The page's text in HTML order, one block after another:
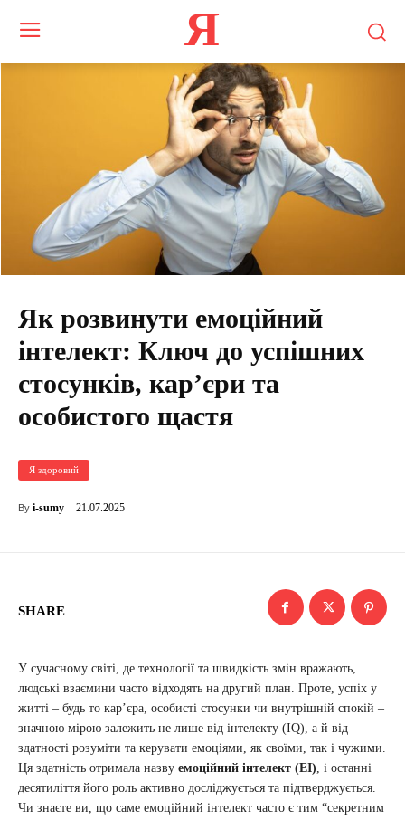
Я
Як розвинути емоційний
інтелект: Ключ до успішних
стосунків, кар’єри та
особистого щастя
Я здоровий
By i-sumy 21.07.2025
SHARE
У сучасному світі, де технології та швидкість змін вражають,
людські взаємини часто відходять на другий план. Проте, успіх у
житті – будь то кар’єра, особисті стосунки чи внутрішній спокій –
значною мірою залежить не лише від інтелекту (IQ), а й від
здатності розуміти та керувати емоціями, як своїми, так і чужими.
Ця здатність отримала назву емоційний інтелект (ЕІ), і останні
десятиліття його роль активно досліджується та підтверджується.
Чи знаєте ви, що саме емоційний інтелект часто є тим “секретним